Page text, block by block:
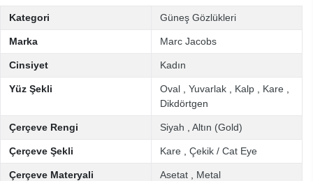
Kategori Güneş Gözlükleri
Marka Marc Jacobs
Cinsiyet Kadın
Yüz Şekli Oval Yuvarlak Kalp Kare
Dikdörtgen
Çerçeve Rengi Siyah Altın (Gold)
Çerçeve Şekli Kare Çekik / Cat Eye
Çerçeve Materyali Asetat Metal